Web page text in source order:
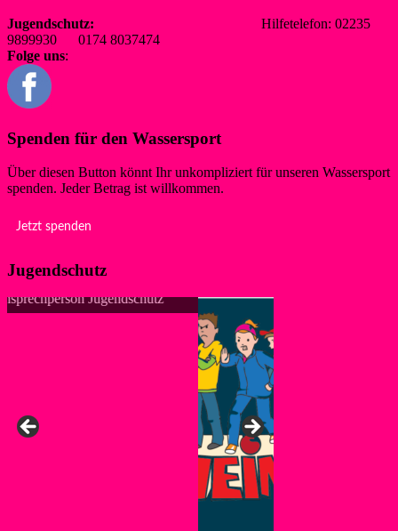
Jugendschutz:
Hilfetelefon: 02235
9899930 0174 8037474
Folge uns:
Spenden für den Wassersport
Über diesen Button könnt Ihr unkompliziert für unseren Wassersport
spenden. Jeder Betrag ist willkommen.
Jetzt spenden
Jugendschutz